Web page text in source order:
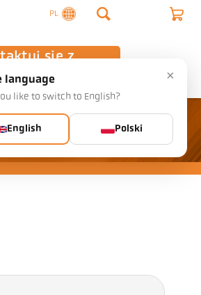
PL
się z
×
language
like to switch to English?
English Polski